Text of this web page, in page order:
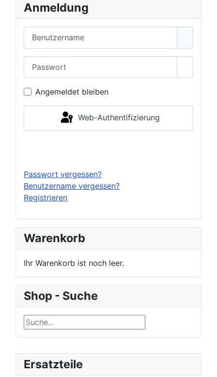
Ersatzteile
Anmeldung
Angemeldet bleiben
Web-Authentifizierung
Passwort vergessen?
Benutzername vergessen?
Registrieren
Warenkorb
Ihr Warenkorb ist noch leer.
Shop - Suche